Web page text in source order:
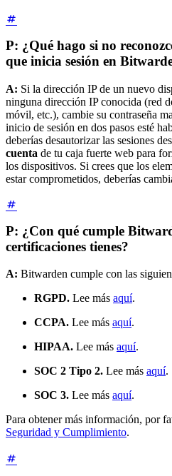
P: ¿Qué hago si no
que inicia sesión en
A: Si la dirección IP de un nuevo
ninguna dirección IP conocida (red
móvil, etc.), cambie su contraseña
inicio de sesión en dos pasos esté
deberías desautorizar las sesiones
cuenta de tu caja fuerte web para
los dispositivos. Si crees que los
estar comprometidos, deberías
P: ¿Con qué cumple
certificaciones tienes?
A: Bitwarden cumple con las
RGPD. Lee más aquí.
CCPA. Lee más aquí.
HIPAA. Lee más aquí.
SOC 2 Tipo 2. Lee más aquí.
SOC 3. Lee más aquí.
Para obtener más información, por
Seguridad y Cumplimiento.